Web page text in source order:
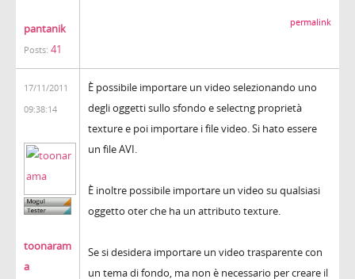
pantanik
Posts: 41
permalink
17/11/2011
09:38:14
toonaram
a
È possibile importare un video selezionando uno
degli oggetti sullo sfondo e selectng proprietà
texture e poi importare i file video. Si hato essere
un file AVI.
È inoltre possibile importare un video su qualsiasi
oggetto oter che ha un attributo texture.
Se si desidera importare un video trasparente con
un tema di fondo, ma non è necessario per creare il